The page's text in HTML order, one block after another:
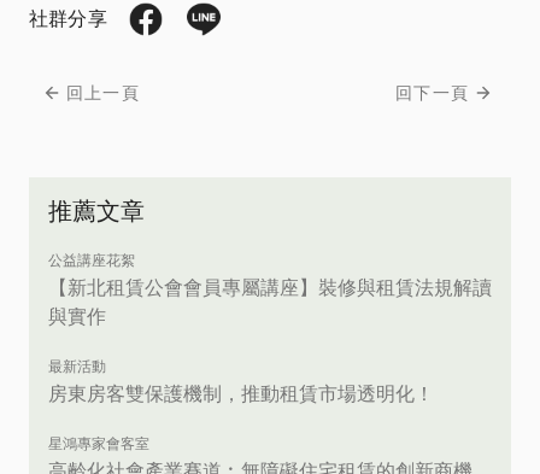
社群分享
回上一頁 回下一頁
推薦文章
公益講座花絮
【新北租賃公會會員專屬講座】裝修與租賃法規解讀
與實作
最新活動
房東房客雙保護機制，推動租賃市場透明化！
星鴻專家會客室